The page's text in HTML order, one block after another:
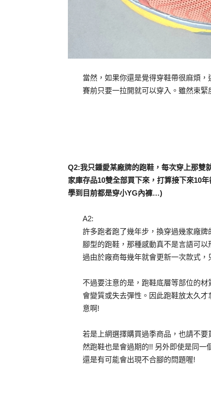
當然，如果你還是覺得穿鞋帶很麻煩
賽前只要一拉開就可以穿入。雖然束
Q2:我只鍾愛某廠牌的跑鞋，每次穿上那雙
家庫存品10雙全部買下來，打算接下來10
學到目前都是穿小YG內褲…)
A2:
許多跑者跑了幾年步，換穿過幾家廠
腳型的跑鞋，那種感動真不是言語可
過由於廠商每幾年就會更新一次款式
不過要注意的是，跑鞋底層等部位的
會變質或失去彈性。因此跑鞋放太久
意啊!
若是上網選擇購買過季商品，也請不
然跑鞋也是會過期的!! 另外即使是同
還是有可能會出現不合腳的問題喔!